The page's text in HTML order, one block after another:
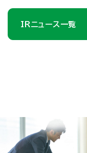
IRニュース一覧